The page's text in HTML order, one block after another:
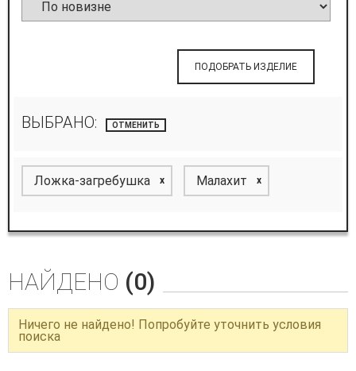
ПОДОБРАТЬ ИЗДЕЛИЕ
ВЫБРАНО: ОТМЕНИТЬ
Ложка-загребушка x Малахит x
НАЙДЕНО (0)
Ничего не найдено! Попробуйте уточнить условия
поиска